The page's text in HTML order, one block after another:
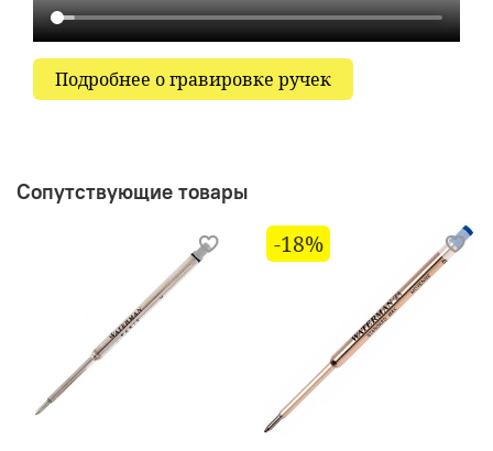
Подробнее о гравировке ручек
Сопутствующие товары
-18%